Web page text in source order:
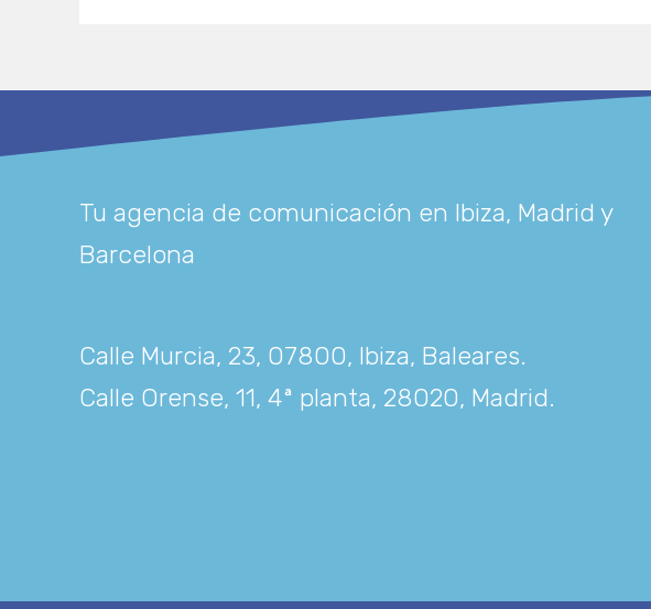
Tu agencia de comunicación en Ibiza, Madrid y
Barcelona
Calle Murcia, 23, 07800, Ibiza, Baleares.
Calle Orense, 11, 4ª planta, 28020, Madrid.